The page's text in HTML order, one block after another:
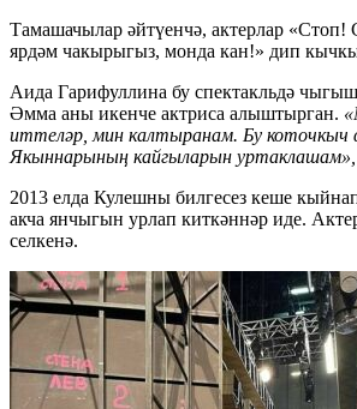
Тамашачылар әйтүенчә, актерлар
ярдәм чакырыгыз, монда кан!» дип
Аида Гарифуллина бу спектакльдә чыгыш
Әмма аны икенче актриса алыштырган.
иттеләр, мин калтыранам. Бу коточкыч
Якыннарының кайгыларын уртаклашам»,
2013 елда Кулешны билгесез кеше
акча янчыгын урлап киткәннәр иде.
селкенә.